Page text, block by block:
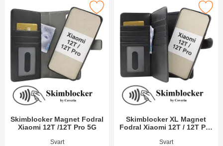
Skimblocker Magnet Fodral
Xiaomi 12T /12T Pro 5G
Art. nr 45496Svart
Magnet Fodral Xiaomi 12T /12T Pro 5G som favorit
Skimblocker XL Magnet
Fodral Xiaomi 12T / 12T Pro
Art. nr 45504Svart
Makera skimblocker XL Magnet Fodral